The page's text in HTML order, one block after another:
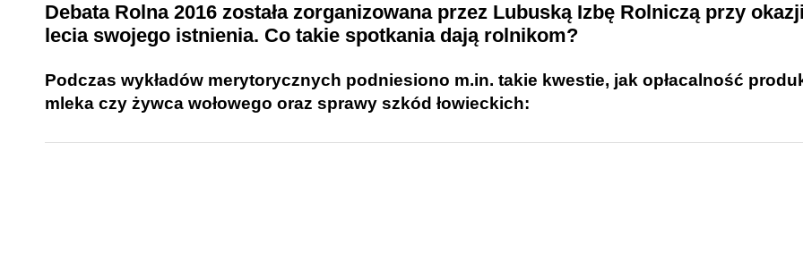
Debata Rolna 2016została zorganizowana przez Lubuską Izbę Rolnicząprzy
lecia swojego istnienia. Co takie spotkania dają rolnikom?
Podczas wykładów merytorycznych podniesiono m.in. takie kwestie, jak opłacalność
mleka czy żywca wołowego oraz sprawy szkód łowieckich: